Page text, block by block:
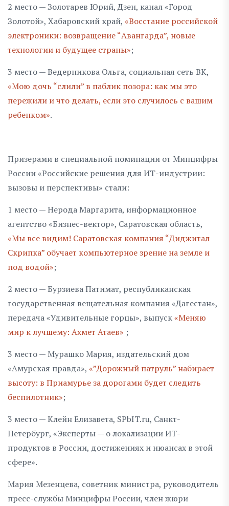
2 место — Золотарев Юрий, Дзен, канал «Город
Зoлотой», Хабаровский край, «Восстание российской
электроники: возвращение “Авангарда”, новые
технологии и будущее страны»;
3 место — Ведерникова Ольга, социальная сеть ВК,
«Мою дочь “слили” в паблик позора: как мы это
пережили и что делать, если это случилось с вашим
ребенком».
Призерами в специальной номинации от Минцифры
России «Российские решения для ИТ-индустрии:
вызовы и перспективы» стали:
1 место — Нерода Маргарита, информационное
агентство «Бизнес-вектор», Саратовская область,
«Мы все видим! Саратовская компания “Диджитал
Скрипка” обучает компьютерное зрение на земле и
под водой»;
2 место — Бурзиева Патимат, республиканская
государственная вещательная компания «Дагестан»,
передача «Удивительные горцы», выпуск«Меняю
мир к лучшему: Ахмет Атаев» ;
3 место — Мурашко Мария, издательский дом
«Амурская правда», «”Дорожный патруль” набирает
высоту: в Приамурье за дорогами будет следить
беспилотник»;
3 место — Клейн Елизавета, SPbIT.ru, Санкт-
Петербург, «Эксперты — о локализации ИТ-
продуктов в России, достижениях и нюансах в этой
сфере».
Мария Мезенцева, советник министра, руководитель
пресс-службы Минцифры России, член жюри